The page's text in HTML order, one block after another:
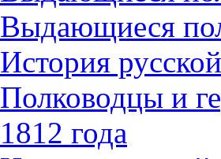
Выдающиеся
История
Полководцы и
1812 года